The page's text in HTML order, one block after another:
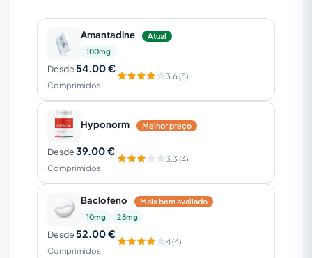
Amantadine
Atual
100mg
Desde54.00 €
Comprimidos
3.6 (5)
Hyponorm Melhor preço
Desde39.00 €
Comprimidos
3.3 (4)
Baclofeno
Mais bem avaliado
10mg
25mg
Desde52.00 €
Comprimidos
4 (4)